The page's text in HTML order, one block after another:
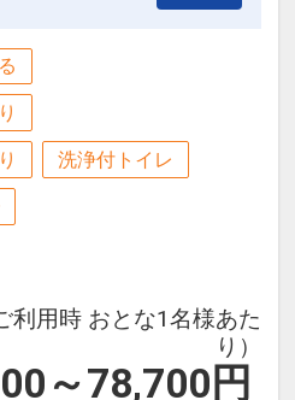
洗浄付トイレ
利用時 おとな1名様あた
り）
～78,700 円